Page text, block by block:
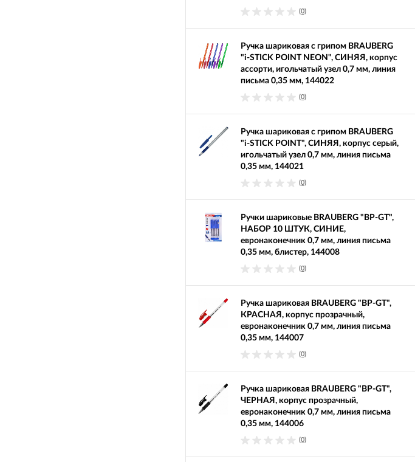
(0)
Ручка шариковая с грипом BRAUBERG
"i-STICK POINT NEON", СИНЯЯ, корпус
ассорти, игольчатый узел 0,7 мм, линия
письма 0,35 мм, 144022
(0)
Ручка шариковая с грипом BRAUBERG
"i-STICK POINT", СИНЯЯ, корпус серый,
игольчатый узел 0,7 мм, линия письма
0,35 мм, 144021
(0)
Ручки шариковые BRAUBERG "BP-GT",
НАБОР 10 ШТУК, СИНИЕ,
евронаконечник 0,7 мм, линия письма
0,35 мм, блистер, 144008
(0)
Ручка шариковая BRAUBERG "BP-GT",
КРАСНАЯ, корпус прозрачный,
евронаконечник 0,7 мм, линия письма
0,35 мм, 144007
(0)
Ручка шариковая BRAUBERG "BP-GT",
ЧЕРНАЯ, корпус прозрачный,
евронаконечник 0,7 мм, линия письма
0,35 мм, 144006
(0)